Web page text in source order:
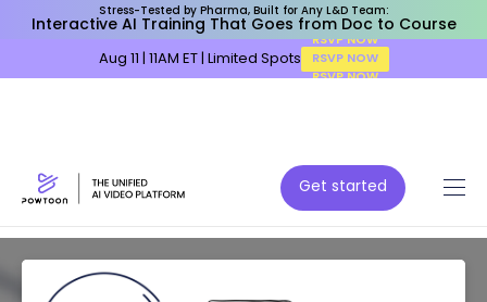
Stress-Tested by Pharma, Built for Any L&D Team:
Interactive AI Training That Goes from Doc to Course
Aug 11 | 11AM ET | Limited Spots RSVP NOW
Get started